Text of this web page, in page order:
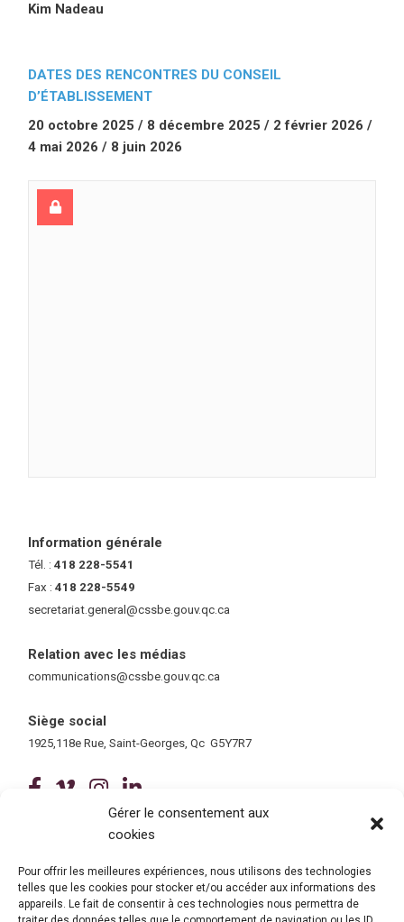
Gérer le consentement aux
cookies
Pour offrir les meilleures expériences, nous utilisons des technologies
telles que les cookies pour stocker et/ou accéder aux informations des
appareils. Le fait de consentir à ces technologies nous permettra de
Kim Nadeau
DATES DES RENCONTRES DU CONSEIL
D’ÉTABLISSEMENT
20 octobre 2025 / 8 décembre 2025 / 2 février 2026 /
4 mai 2026 / 8 juin 2026
Information générale
Tél. :418 228-5541
Fax :418 228-5549
secretariat.general@cssbe.gouv.qc.ca
Relation avec les médias
communications@cssbe.gouv.qc.ca
Siège social
1925,118e Rue, Saint-Georges, Qc G5Y7R7
(ce lien ouvre dans une nouvelle
(ce lien ouvre dans une nouvelle
(ce lien ouvre dans une
Tous droits réservés © 2026 Centre de services scolaire de la
Politique de confidentialité|Accessibilité
Conception site web : Ubéo solutions web(ce lien ouvre dans une nouvelle